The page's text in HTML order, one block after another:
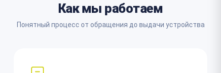
Как мы работаем
Понятный процесс от обращения до выдачи устройства